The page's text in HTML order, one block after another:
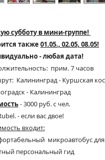
субботу в мини-группе!
также 01.05., 02.05, 08.05!
- любая дата!
прим. 7 часов
Калининград - Куршская
- Калининград
- 3000 руб. с чел.
- если вас двое!
входит:
микроавтобус
персональный гид